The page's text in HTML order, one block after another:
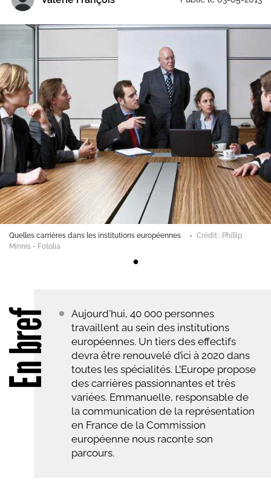
bref
Aujourd'hui, 40 000 personnes
travaillent au sein des institutions
européennes. Un tiers des effectifs
devra être renouvelé d’ici à 2020 dans
toutes les spécialités. L’Europe propose
des carrières passionnantes et très
variées. Emmanuelle, responsable de
la communication de la représentation
en France de la Commission
européenne nous raconte son
parcours.
Quelles carrières dans les institutions européennes
Crédit : Phillip
Minnis - Fotolia